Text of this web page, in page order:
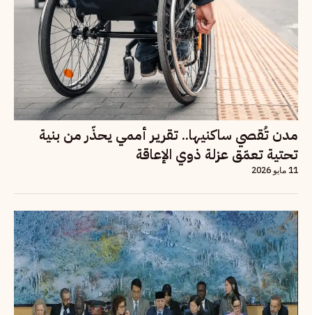
مدن تُقصي ساكنيها.. تقرير أممي يحذّر من بنية
تحتية تعمّق عزلة ذوي الإعاقة
11 مايو 2026